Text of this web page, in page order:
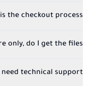
the checkout process?
only, do I get the files?
technical support?